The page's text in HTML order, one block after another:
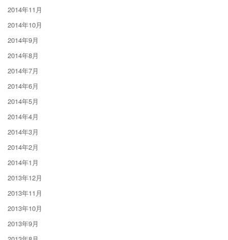
2014年11月
2014年10月
2014年9月
2014年8月
2014年7月
2014年6月
2014年5月
2014年4月
2014年3月
2014年2月
2014年1月
2013年12月
2013年11月
2013年10月
2013年9月